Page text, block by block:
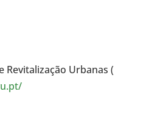
Revitalização Urbanas (